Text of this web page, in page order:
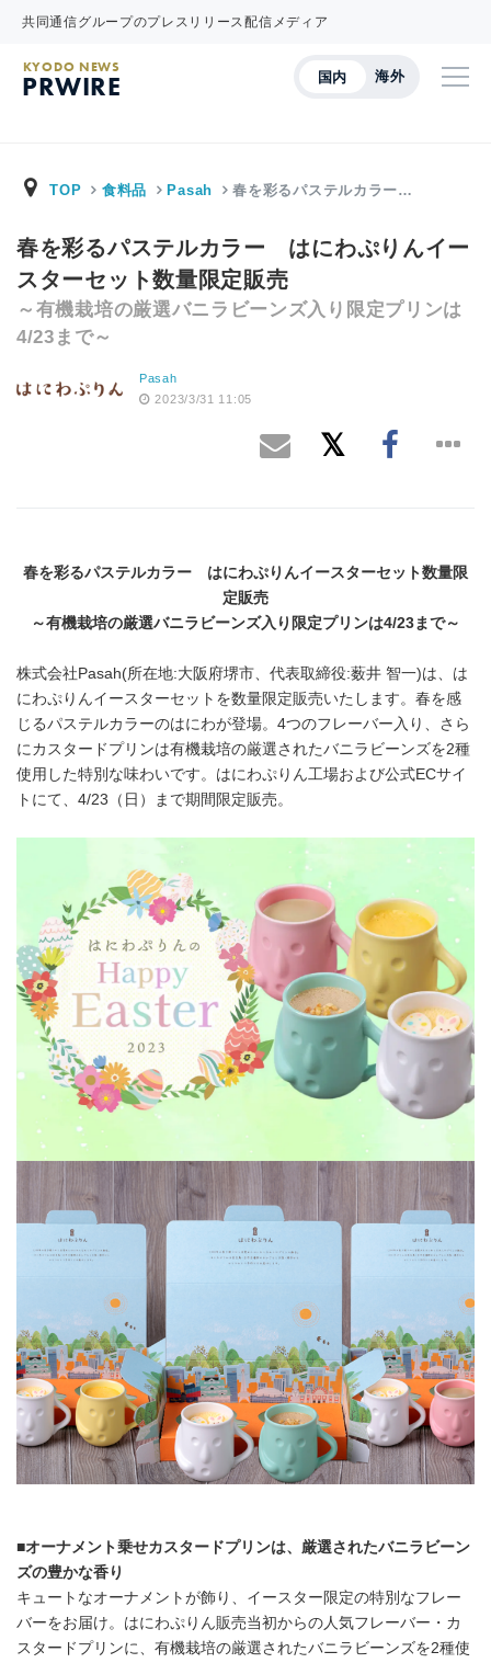
共同通信グループのプレスリリース配信メディア
国内 海外
KYODO NEWS
PRWIRE
TOP 食料品 Pasah 春を彩るパステルカラー…
春を彩るパステルカラー はにわぷりんイー
スターセット数量限定販売
～有機栽培の厳選バニラビーンズ入り限定プリンは
4/23まで～
Pasah
2023/3/31 11:05
春を彩るパステルカラー はにわぷりんイースターセット数量限
定販売
～有機栽培の厳選バニラビーンズ入り限定プリンは4/23まで～
株式会社Pasah(所在地:大阪府堺市、代表取締役:薮井 智一)は、は
にわぷりんイースターセットを数量限定販売いたします。春を感
じるパステルカラーのはにわが登場。4つのフレーバー入り、さら
にカスタードプリンは有機栽培の厳選されたバニラビーンズを2種
使用した特別な味わいです。はにわぷりん工場および公式ECサイ
トにて、4/23（日）まで期間限定販売。
■オーナメント乗せカスタードプリンは、厳選されたバニラビーン
ズの豊かな香り
キュートなオーナメントが飾り、イースター限定の特別なフレー
バーをお届け。はにわぷりん販売当初からの人気フレーバー・カ
スタードプリンに、有機栽培の厳選されたバニラビーンズを2種使